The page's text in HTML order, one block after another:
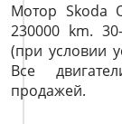
Мотор Skoda
230000 km.
(при условии
Все
продажей.